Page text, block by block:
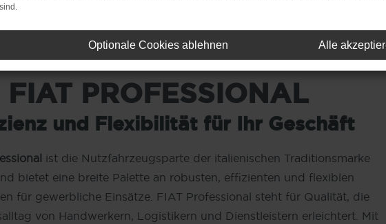
FIAT PROFESSIONAL
und Flexibilität für Ihr Geschäft
ist die Nutzfahrzeugsparte der italienischen Traditionsmarke
bietet eine breite Palette an robusten, effizienten und flexiblen
für gewerbliche Einsätze. FIAT Professional steht für Qualität, die
von Handwerkern, Logistikern und Dienstleistern erleichtert. Mit
Optionale Cookies ablehnen Alle